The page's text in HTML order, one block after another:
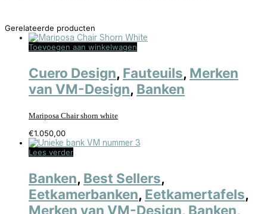
Gerelateerde producten
Toevoegen aan winkelwagen
Cuero Design, Fauteuils, Merken
van VM-Design, Banken
Mariposa Chair shorn white
€1.050,00
Lees verder
Banken, Best Sellers,
Eetkamerbanken, Eetkamertafels,
Merken van VM-Design, Banken,